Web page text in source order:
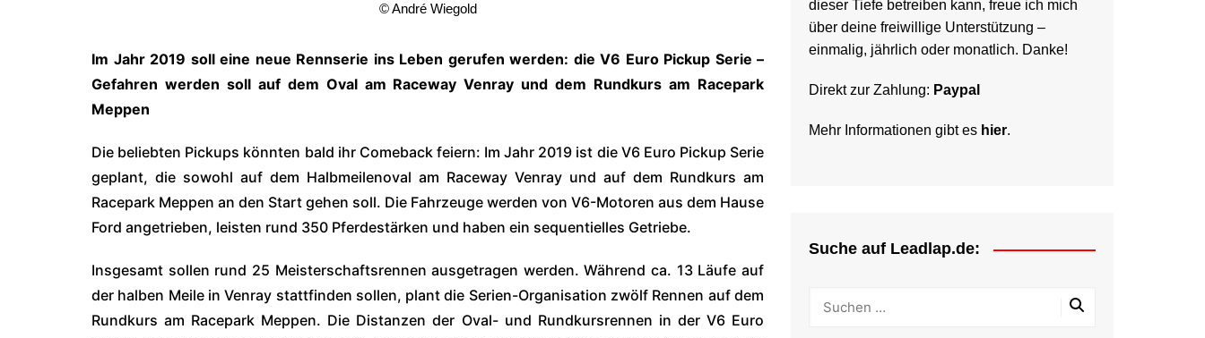
© André Wiegold
Im Jahr 2019 soll eine neue Rennserie ins Leben gerufen werden: die V6 Euro Pickup Serie –
Gefahren werden soll auf dem Oval am Raceway Venray und dem Rundkurs am Racepark
Meppen
Die beliebten Pickups könnten bald ihr Comeback feiern: Im Jahr 2019 ist die V6 Euro Pickup Serie
geplant, die sowohl auf dem Halbmeilenoval am Raceway Venray und auf dem Rundkurs am
Racepark Meppen an den Start gehen soll. Die Fahrzeuge werden von V6-Motoren aus dem Hause
Ford angetrieben, leisten rund 350 Pferdestärken und haben ein sequentielles Getriebe.
Insgesamt sollen rund 25 Meisterschaftsrennen ausgetragen werden. Während ca. 13 Läufe auf
der halben Meile in Venray stattfinden sollen, plant die Serien-Organisation zwölf Rennen auf dem
Rundkurs am Racepark Meppen. Die Distanzen der Oval- und Rundkursrennen in der V6 Euro
dieser Tiefe betreiben kann, freue ich mich
über deine freiwillige Unterstützung –
einmalig, jährlich oder monatlich. Danke!
Direkt zur Zahlung: Paypal
Mehr Informationen gibt es hier.
Suche auf Leadlap.de: